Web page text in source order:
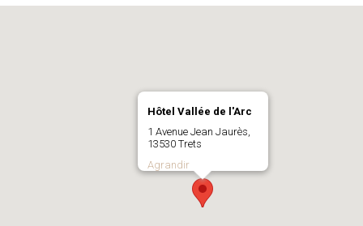
Hôtel Vallée de l'Arc
1 Avenue Jean Jaurès,
13530 Trets
Agrandir